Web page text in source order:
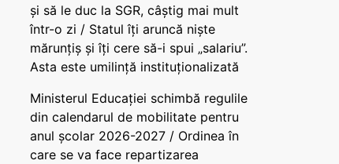
și să le duc la SGR, câștig mai mult
într-o zi / Statul îți aruncă niște
mărunțiș și îți cere să-i spui „salariu”.
Asta este umilință instituționalizată
Ministerul Educației schimbă regulile
din calendarul de mobilitate pentru
anul școlar 2026-2027 / Ordinea în
care se va face repartizarea